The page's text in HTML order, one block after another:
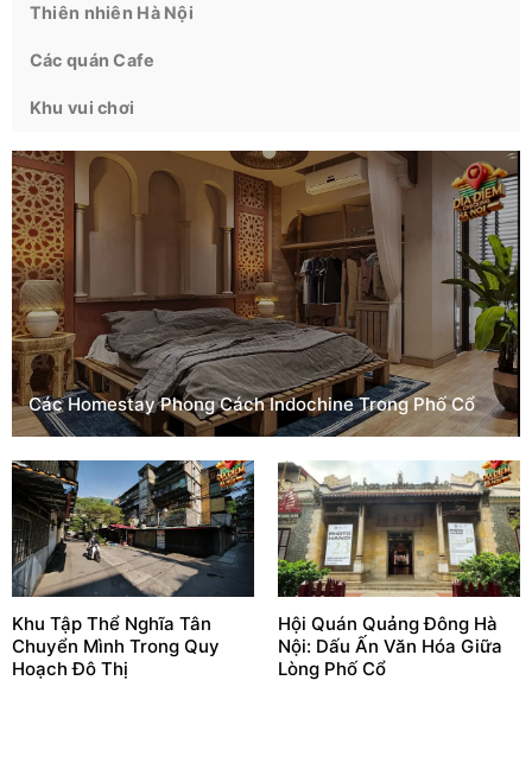
Thiên nhiên Hà Nội
Các quán Cafe
Khu vui chơi
Các Homestay Phong Cách Indochine Trong Phố Cổ
Khu Tập Thể Nghĩa Tân
Chuyển Mình Trong Quy
Hoạch Đô Thị
Hội Quán Quảng Đông Hà
Nội: Dấu Ấn Văn Hóa Giữa
Lòng Phố Cổ